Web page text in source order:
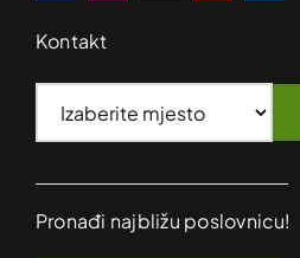
Kontakt
Pronađi najbližu poslovnicu!